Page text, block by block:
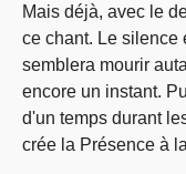
Mais déjà, avec le
ce chant. Le
semblera mourir
encore un instant.
d'un temps durant
crée la Présence à